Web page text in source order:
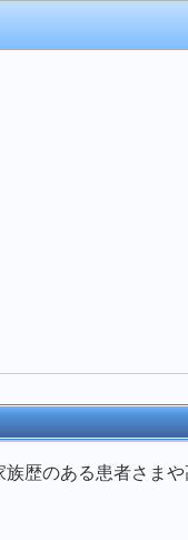
族歴のある患者さま